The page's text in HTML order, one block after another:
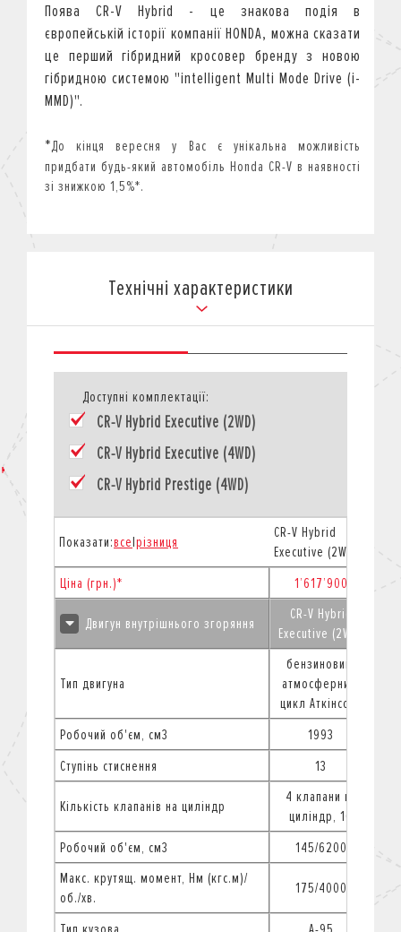
Поява CR-V Hybrid - це знакова подія в
європейській історії компанії HONDA, можна сказати
це перший гібридний кросовер бренду з новою
гібридною системою "intelligent Multi Mode Drive (i-
MMD)".
*До кінця вересня у Вас є унікальна можливість
придбати будь-який автомобіль Honda CR-V в наявності
зі знижкою 1,5%*.
Технічні характеристики
Доступні комплектації:
CR-V Hybrid Executive (2WD)
CR-V Hybrid Executive (4WD)
CR-V Hybrid Prestige (4WD)
Показати:все|різниця
CR-V Hybrid
Executive (2WD)
Ціна (грн.)*
1’617’900
Двигун внутрішнього згоряння
CR-V Hybrid
Executive (2WD)
Тип двигуна
бензиновий,
атмосферний,
цикл Аткінсона
Робочий об'єм, см3
1993
Ступінь стиснення
13
Кількість клапанів на циліндр
4 клапани на
циліндр, 16
Робочий об'єм, см3
145/6200
Макс. крутящ. момент, Нм (кгс.м)/
об./хв.
175/4000